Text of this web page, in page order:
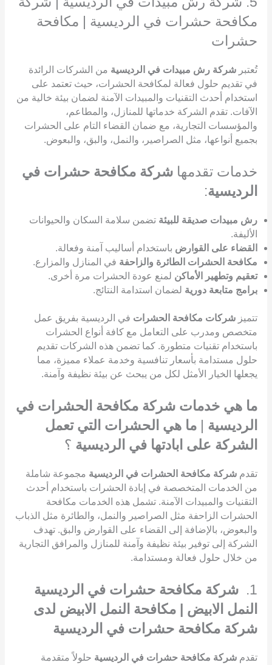
مكافحة حشرات في الرديسية | مكافحة
حشرات
تُعتبر شركة رش مبيدات في الرديسية من الشركات الرائدة
في تقديم حلول فعالة لمكافحة الحشرات، حيث تعتمد على
استخدام أحدث التقنيات والمبيدات الآمنة لضمان بيئة خالية من
الآفات. تقدم الشركة خدماتها للمنازل، والمطاعم،
والمؤسسات التجارية، مع ضمان القضاء التام على الحشرات
بجميع أنواعها، مثل الصراصير، والنمل، والبق، والبعوض.
خدمات تقدمها شركة مكافحة حشرات في
الرديسية:
رش مبيدات صديقة للبيئة تضمن سلامة السكان والحيوانات
الأليفة.
القضاء على القوارض باستخدام أساليب آمنة وفعالة.
مكافحة الحشرات الطائرة والزاحفة في المنازل والمزارع.
تعقيم وتطهير الأماكن لمنع عودة الحشرات مرة أخرى.
برامج متابعة دورية لضمان استدامة النتائج.
تتميز شركات مكافحة الحشرات في الرديسية بفريق عمل
متخصص ومدرب على التعامل مع كافة أنواع الحشرات
باستخدام تقنيات متطورة. كما تضمن هذه الشركات تقديم
حلول مستدامة بأسعار تنافسية وخدمة عملاء مميزة، مما
يجعلها الخيار الأمثل لكل من يبحث عن بيئة نظيفة وآمنة.
ما هي خدمات شركة مكافحة الحشرات في
الرديسية | ما هي الحشرات التي تعمل
الشركة على ابادتها في الرديسية ؟
تقدم شركة مكافحة الحشرات في الرديسية مجموعة شاملة
من الخدمات المتخصصة في إبادة الحشرات باستخدام أحدث
التقنيات والمبيدات الآمنة. تشمل هذه الخدمات مكافحة
الحشرات الزاحفة مثل الصراصير والنمل، والطائرة مثل الذباب
والبعوض، بالإضافة إلى القضاء على القوارض والبق. تهدف
الشركة إلى توفير بيئة نظيفة وآمنة للمنازل والمرافق التجارية
من خلال حلول فعالة ومستدامة.
1.
شركة مكافحة حشرات في الرديسية
النمل الابيض | مكافحة النمل الابيض لدى
شركة مكافحة حشرات في الرديسية
تقدم شركة مكافحة حشرات في الرديسية حلولاً متقدمة